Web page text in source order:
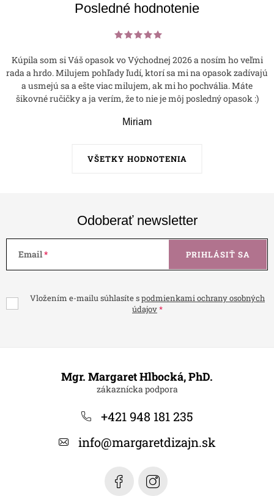
Posledné hodnotenie
VŠETKY HODNOTENIA
Kúpila som si Váš opasok vo Východnej 2026 a nosím ho veľmi
rada a hrdo. Milujem pohľady ľudí, ktorí sa mi na opasok zadívajú
a usmejú sa a ešte viac milujem, ak mi ho pochvália. Máte
šikovné ručičky a ja verím, že to nie je môj posledný opasok :)
Miriam
Odoberať newsletter
Email
Vložením e-mailu súhlasíte spodmienkami ochrany osobných
údajov
PRIHLÁSIŤ SA
Mgr. Margaret Hlbocká, PhD.
+421 948 181 235
info@margaretdizajn.sk